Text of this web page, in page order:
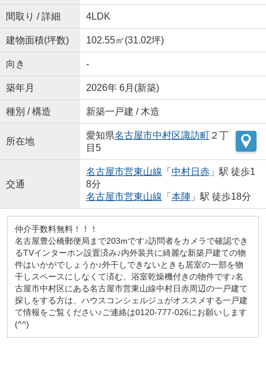
間取り / 詳細 4LDK
建物面積(坪数) 102.55㎡(31.02坪)
向き -
築年月 2026年 6月(新築)
種別 / 構造 新築一戸建 / 木造
所在地
愛知県名古屋市中村区諏訪町２丁
目5
交通
名古屋市営東山線 「 中村日赤」駅 徒歩1
8分
名古屋市営東山線 「 本陣」駅 徒歩18分
仲介手数料無料！！！
名古屋豊公橋郵便局まで203mです♪訪問者をカメラで確認でき
るTVインターホン設置済み♪内外装共に綺麗な新築戸建ての物
件はいかがでしょうか♪外干しできないときも居室の一部を物
干しスペースにしなくて済む、浴室乾燥機付きの物件です♪名
古屋市中村区にある名古屋市営東山線中村日赤周辺の一戸建て
探しをする方は、ハウスコンシェルジュがオススメする一戸建
て情報をご覧ください♪ご連絡は0120-777-026にお願いします
(^^)